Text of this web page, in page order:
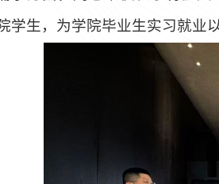
学生，为学院毕业生实习就业